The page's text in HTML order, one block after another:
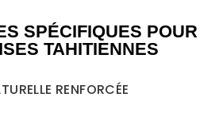
SPÉCIFIQUES POUR
TAHITIENNES
RENFORCÉE